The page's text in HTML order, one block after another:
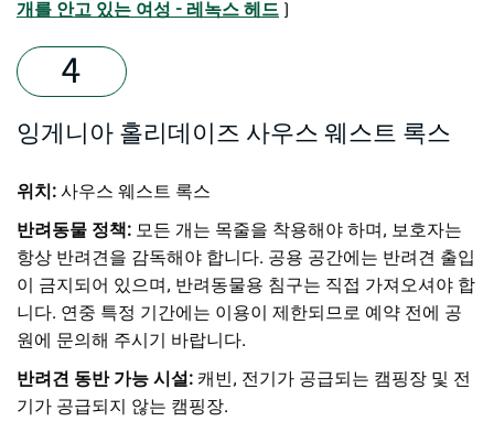
개를 안고 있는 여성 - 레녹스 헤드 ]
잉게니아 홀리데이즈 사우스 웨스트 록스
위치: 사우스 웨스트 록스
반려동물 정책: 모든 개는 목줄을 착용해야 하며, 보호자는
항상 반려견을 감독해야 합니다. 공용 공간에는 반려견 출입
이 금지되어 있으며, 반려동물용 침구는 직접 가져오셔야 합
니다. 연중 특정 기간에는 이용이 제한되므로 예약 전에 공
원에 문의해 주시기 바랍니다.
반려견 동반 가능 시설: 캐빈, 전기가 공급되는 캠핑장 및 전
기가 공급되지 않는 캠핑장.